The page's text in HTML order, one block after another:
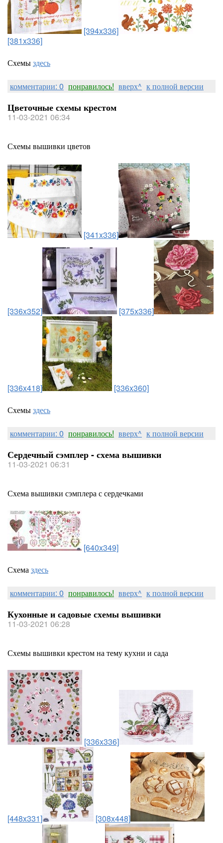
[394x336]
[381x336]
Схемыздесь
комментарии: 0 понравилось! вверх^ к полной версии
Цветочные схемы крестом
11-03-2021 06:34
Схемы вышивки цветов
[341x336]
[336x352] [375x336]
[336x418]
[336x360]
Схемыздесь
комментарии: 0 понравилось! вверх^ к полной версии
Сердечный сэмплер - схема вышивки
11-03-2021 06:31
Схема вышивки сэмплера с сердечками
[640x349]
Схемаздесь
комментарии: 0 понравилось! вверх^ к полной версии
Кухонные и садовые схемы вышивки
11-03-2021 06:28
Схемы вышивки крестом на тему кухни и сада
[336x336]
[448x331] [308x448]